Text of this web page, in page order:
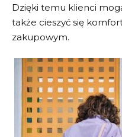
Dzięki temu klienci
także cieszyć się
zakupowym.